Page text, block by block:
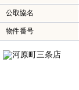
公取協名
物件番号